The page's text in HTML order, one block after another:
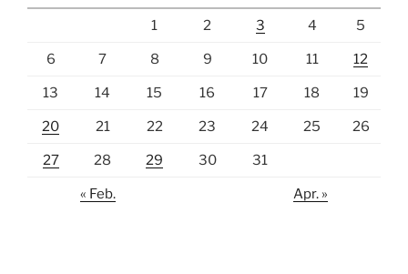
1 2 3 4 5
6 7 8 9 10 11 12
13 14 15 16 17 18 19
20 21 22 23 24 25 26
27 28 29 30 31
« Feb. Apr. »